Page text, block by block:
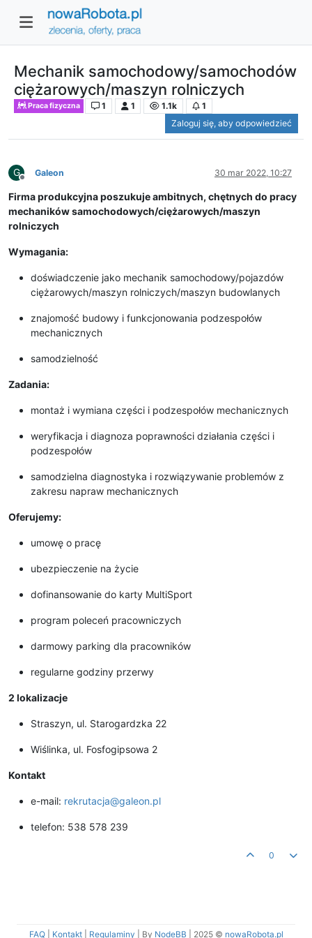
Mechanik samochodowy/samochodów
ciężarowych/maszyn rolniczych
Praca fizyczna 1 1 1.1k
1
Zaloguj się, aby odpowiedzieć
G
Niedostępny
Galeon 30 mar 2022, 10:27
Firma produkcyjna poszukuje ambitnych, chętnych do pracy
mechaników samochodowych/ciężarowych/maszyn
rolniczych
Wymagania:
doświadczenie jako mechanik samochodowy/pojazdów
ciężarowych/maszyn rolniczych/maszyn budowlanych
znajomość budowy i funkcjonowania podzespołów
mechanicznych
samodzielność
Zadania:
montaż i wymiana części i podzespołów mechanicznych
weryfikacja i diagnoza poprawności działania części i
podzespołów
samodzielna diagnostyka i rozwiązywanie problemów z
zakresu napraw mechanicznych
Oferujemy:
umowę o pracę
ubezpieczenie na życie
dofinansowanie do karty MultiSport
program poleceń pracowniczych
darmowy parking dla pracowników
regularne godziny przerwy
2 lokalizacje
Straszyn, ul. Starogardzka 22
Wiślinka, ul. Fosfogipsowa 2
Kontakt
e-mail: rekrutacja@galeon.pl
telefon: 538 578 239
0
FAQ| Kontakt| Regulaminy | By NodeBB 2025 © nowaRobota.pl